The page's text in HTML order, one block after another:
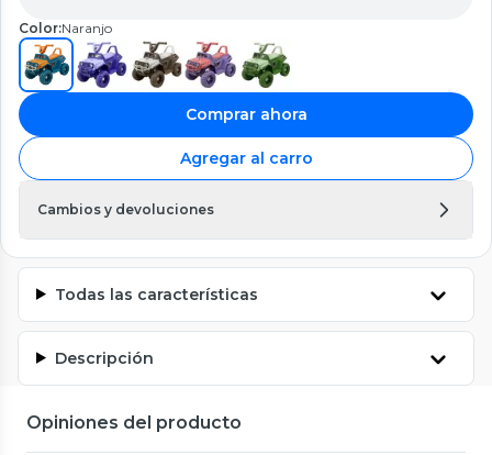
Color:Naranjo
Comprar ahora
Agregar al carro
Cambios y devoluciones
Todas las características
Descripción
Opiniones del producto